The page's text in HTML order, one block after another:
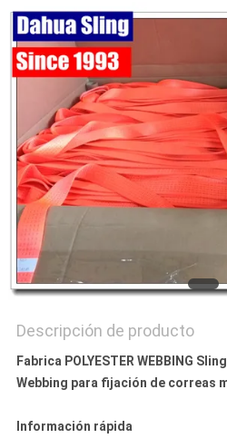
CITA
DEL
SITIO
PRIVACY
POLICY
Descripción de producto
Fabrica POLYESTER WEBBING
Webbing para fijación de correas
Información rápida